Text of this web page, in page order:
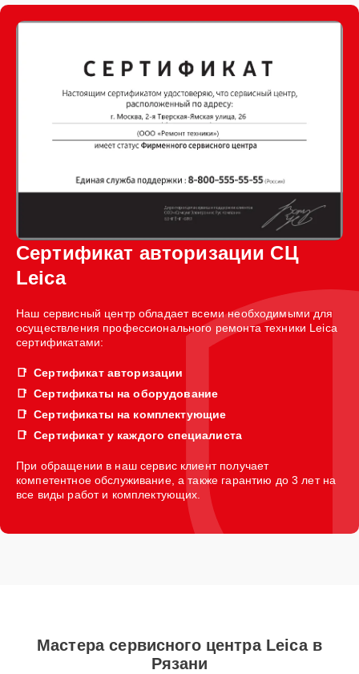
Сертификат авторизации СЦ
Leica
Наш сервисный центр обладает всеми необходимыми для
осуществления профессионального ремонта техники Leica
сертификатами:
Сертификат авторизации
Сертификаты на оборудование
Сертификаты на комплектующие
Сертификат у каждого специалиста
При обращении в наш сервис клиент получает
компетентное обслуживание, а также гарантию до 3 лет на
все виды работ и комплектующих.
Мастера сервисного центра Leica в
Рязани